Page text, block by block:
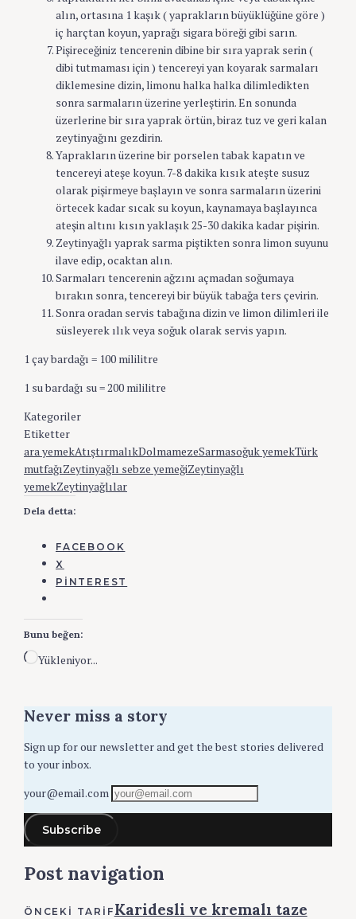
alın, ortasına 1 kaşık ( yaprakların büyüklüğüne göre )
iç harçtan koyun, yaprağı sigara böreği gibi sarın.
Pişireceğiniz tencerenin dibine bir sıra yaprak serin (
dibi tutmaması için ) tencereyi yan koyarak sarmaları
diklemesine dizin, limonu halka halka dilimledikten
sonra sarmaların üzerine yerleştirin. En sonunda
üzerlerine bir sıra yaprak örtün, biraz tuz ve geri kalan
zeytinyağını gezdirin.
Yaprakların üzerine bir porselen tabak kapatın ve
tencereyi ateşe koyun. 7-8 dakika kısık ateşte susuz
olarak pişirmeye başlayın ve sonra sarmaların üzerini
örtecek kadar sıcak su koyun, kaynamaya başlayınca
ateşin altını kısın yaklaşık 25-30 dakika kadar pişirin.
Zeytinyağlı yaprak sarma piştikten sonra limon suyunu
ilave edip, ocaktan alın.
Sarmaları tencerenin ağzını açmadan soğumaya
bırakın sonra, tencereyi bir büyük tabağa ters çevirin.
Sonra oradan servis tabağına dizin ve limon dilimleri ile
süsleyerek ılık veya soğuk olarak servis yapın.
1 çay bardağı = 100 mililitre
1 su bardağı su = 200 mililitre
Kategoriler
Etiketter
ara yemekAtıştırmalıkDolmamezeSarmasoğuk yemekTürk
mutfağıZeytinyağlı sebze yemeğiZeytinyağlı
yemekZeytinyağlılar
Dela detta:
FACEBOOK
X
PINTEREST
Bunu beğen:
Yükleniyor...
Never miss a story
Sign up for our newsletter and get the best stories delivered
to your inbox.
your@email.com
Subscribe
Post navigation
ÖNCEKI TARIF Karidesli ve kremalı taze